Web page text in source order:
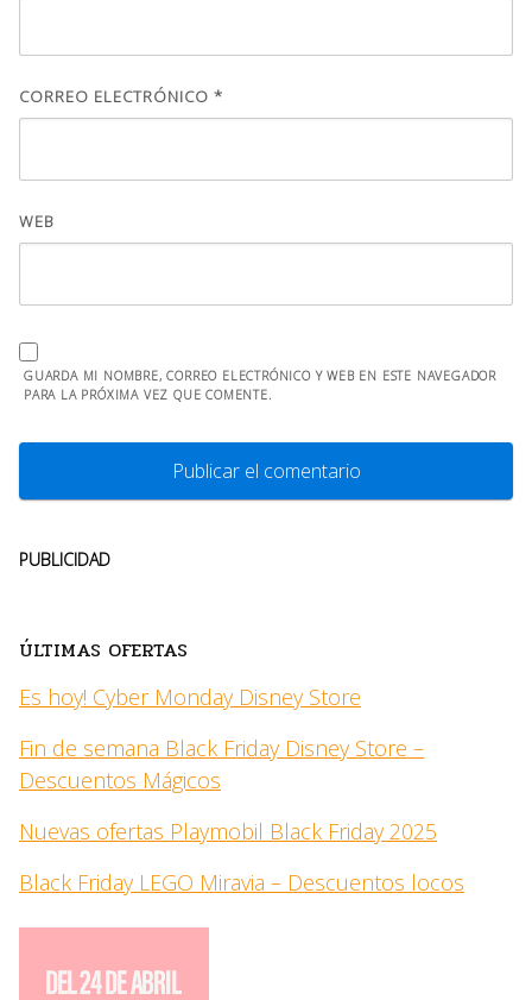
CORREO ELECTRÓNICO *
WEB
GUARDA MI NOMBRE, CORREO ELECTRÓNICO Y WEB EN ESTE NAVEGADOR
PARA LA PRÓXIMA VEZ QUE COMENTE.
PUBLICIDAD
ÚLTIMAS OFERTAS
Es hoy! Cyber Monday Disney Store
Fin de semana Black Friday Disney Store –
Descuentos Mágicos
Nuevas ofertas Playmobil Black Friday 2025
Black Friday LEGO Miravia – Descuentos locos